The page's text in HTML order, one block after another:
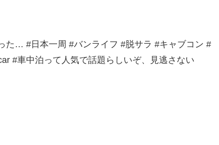
た… #日本一周 #バンライフ #脱サラ #キャブコン #
#車中泊って人気で話題らしいぞ、見逃さない